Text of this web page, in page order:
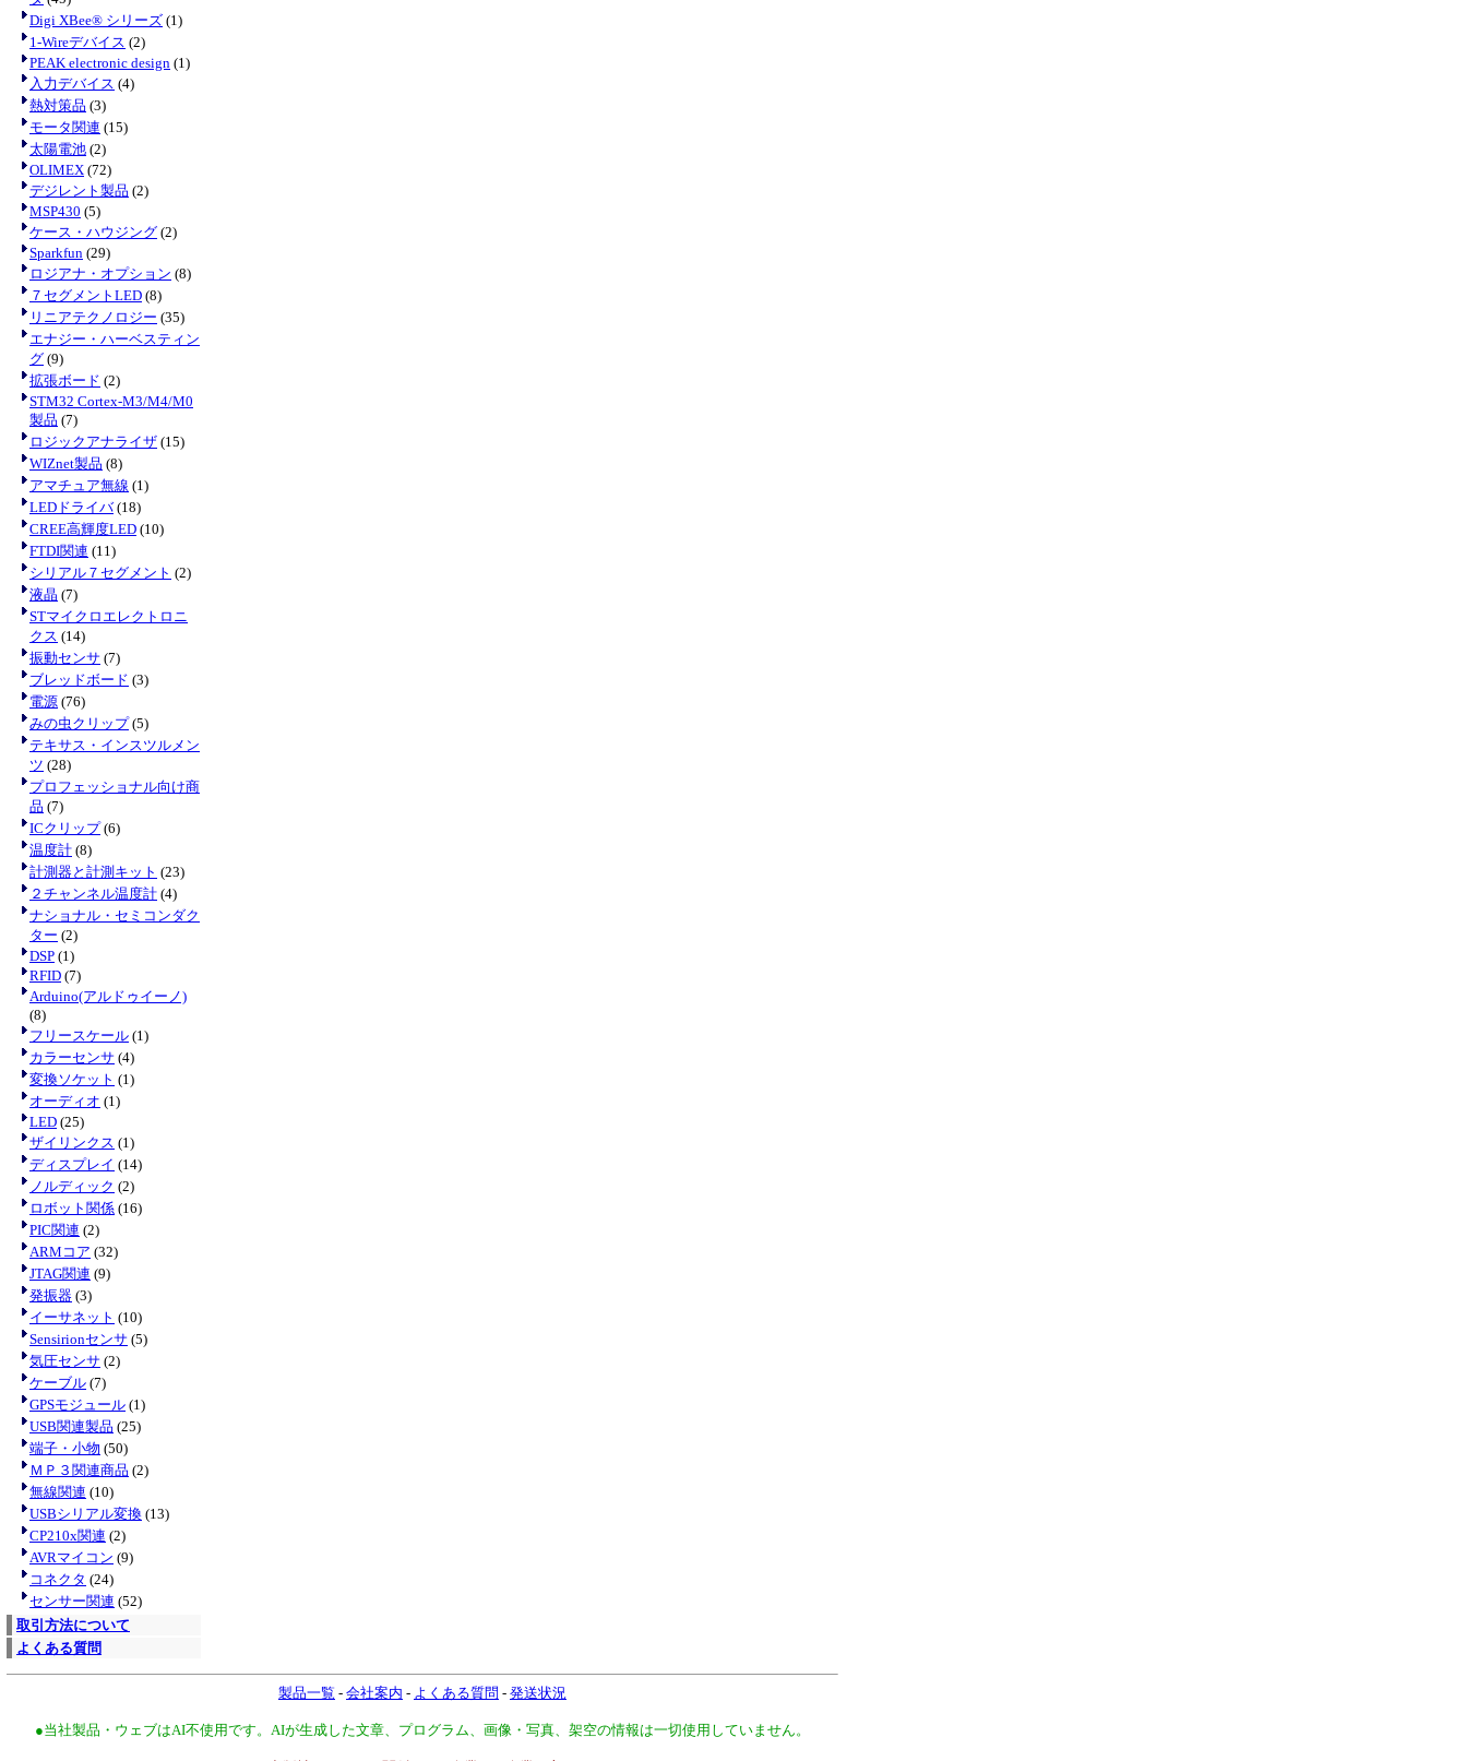
Digi XBee® シリーズ (1)
1-Wireデバイス (2)
PEAK electronic design (1)
入力デバイス (4)
熱対策品 (3)
モータ関連 (15)
太陽電池 (2)
OLIMEX (72)
デジレント製品 (2)
MSP430 (5)
ケース・ハウジング (2)
Sparkfun (29)
ロジアナ・オプション (8)
７セグメントLED (8)
リニアテクノロジー (35)
エナジー・ハーベスティン
グ (9)
拡張ボード (2)
STM32 Cortex-M3/M4/M0
製品 (7)
ロジックアナライザ (15)
WIZnet製品 (8)
アマチュア無線 (1)
LEDドライバ(18)
CREE高輝度LED (10)
FTDI関連 (11)
シリアル７セグメント (2)
液晶 (7)
STマイクロエレクトロニ
クス (14)
振動センサ (7)
ブレッドボード (3)
電源 (76)
みの虫クリップ(5)
テキサス・インスツルメン
ツ (28)
プロフェッショナル向け商
品 (7)
ICクリップ(6)
温度計 (8)
計測器と計測キット (23)
２チャンネル温度計 (4)
ナショナル・セミコンダク
ター (2)
DSP (1)
RFID (7)
Arduino(アルドゥイーノ)
(8)
フリースケール (1)
カラーセンサ (4)
変換ソケット (1)
オーディオ (1)
LED (25)
ザイリンクス (1)
ディスプレイ (14)
ノルディック (2)
ロボット関係 (16)
PIC関連 (2)
ARMコア (32)
JTAG関連 (9)
発振器 (3)
イーサネット (10)
Sensirionセンサ (5)
気圧センサ (2)
ケーブル (7)
GPSモジュール (1)
USB関連製品 (25)
端子・小物 (50)
ＭＰ３関連商品 (2)
無線関連 (10)
USBシリアル変換 (13)
CP210x関連 (2)
AVRマイコン (9)
コネクタ (24)
センサー関連 (52)
取引方法について
よくある質問
製品一覧 - 会社案内 - よくある質問 - 発送状況
●当社製品・ウェブはAI不使用です。AIが生成した文章、プログラム、画像・写真、架空の情報は一切使用していません。